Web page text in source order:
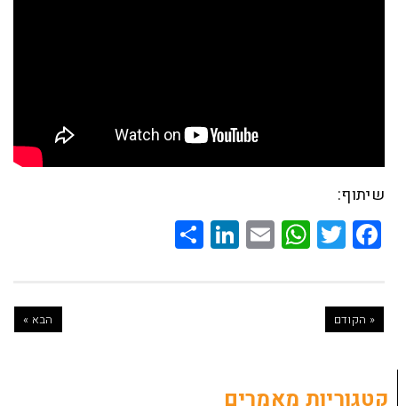
WhatsApp
Email
LinkedIn
Share
מאמרים